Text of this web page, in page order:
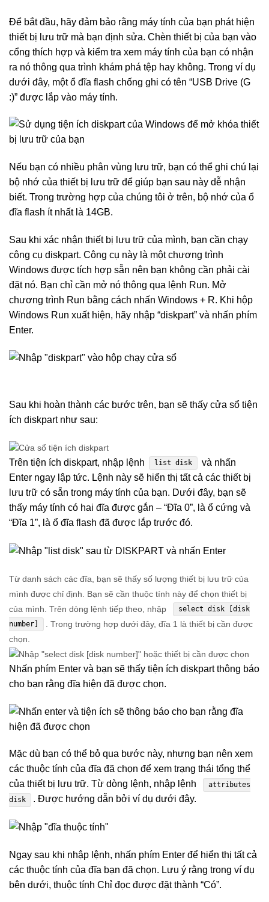
Để bắt đầu, hãy đảm bảo rằng máy tính của bạn phát hiện
thiết bị lưu trữ mà bạn định sửa. Chèn thiết bị của bạn vào
cổng thích hợp và kiểm tra xem máy tính của bạn có nhận
ra nó thông qua trình khám phá tệp hay không. Trong ví dụ
dưới đây, một ổ đĩa flash chống ghi có tên “USB Drive (G
:)” được lắp vào máy tính.
Nếu bạn có nhiều phân vùng lưu trữ, bạn có thể ghi chú lại
bộ nhớ của thiết bị lưu trữ để giúp bạn sau này dễ nhận
biết. Trong trường hợp của chúng tôi ở trên, bộ nhớ của ổ
đĩa flash ít nhất là 14GB.
Sau khi xác nhận thiết bị lưu trữ của mình, bạn cần chạy
công cụ diskpart. Công cụ này là một chương trình
Windows được tích hợp sẵn nên bạn không cần phải cài
đặt nó. Bạn chỉ cần mở nó thông qua lệnh Run. Mở
chương trình Run bằng cách nhấn Windows + R. Khi hộp
Windows Run xuất hiện, hãy nhập “diskpart” và nhấn phím
Enter.
Sau khi hoàn thành các bước trên, bạn sẽ thấy cửa sổ tiện
ích diskpart như sau:
Trên tiện ích diskpart, nhập lệnh list disk
và nhấn
Enter ngay lập tức. Lệnh này sẽ hiển thị tất cả các thiết bị
lưu trữ có sẵn trong máy tính của bạn. Dưới đây, bạn sẽ
thấy máy tính có hai đĩa được gắn – “Đĩa 0”, là ổ cứng và
“Đĩa 1”, là ổ đĩa flash đã được lắp trước đó.
Từ danh sách các đĩa, bạn sẽ thấy số lượng thiết bị lưu trữ của
mình được chỉ định. Bạn sẽ cần thuộc tính này để chọn thiết bị
của mình. Trên dòng lệnh tiếp theo, nhập
select disk [disk
number]
. Trong trường hợp dưới đây, đĩa 1 là thiết bị cần được
chọn.
Nhấn phím Enter và bạn sẽ thấy tiện ích diskpart thông báo
cho bạn rằng đĩa hiện đã được chọn.
Mặc dù bạn có thể bỏ qua bước này, nhưng bạn nên xem
các thuộc tính của đĩa đã chọn để xem trạng thái tổng thể
của thiết bị lưu trữ. Từ dòng lệnh, nhập lệnh
attributes
disk
. Được hướng dẫn bởi ví dụ dưới đây.
Ngay sau khi nhập lệnh, nhấn phím Enter để hiển thị tất cả
các thuộc tính của đĩa bạn đã chọn. Lưu ý rằng trong ví dụ
bên dưới, thuộc tính Chỉ đọc được đặt thành “Có”.